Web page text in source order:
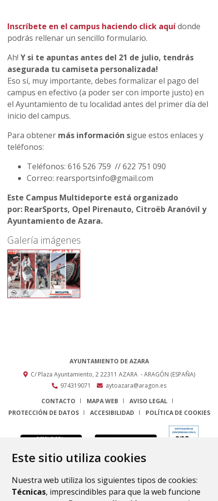
Este sitio utiliza cookies
Nuestra web utiliza los siguientes tipos de cookies:
Técnicas, imprescindibles para que la web funcione
Inscríbete en el campus haciendo click aquídonde
podrás rellenar un sencillo formulario.
Ah! Y si te apuntas antes del 21 de julio, tendrás
asegurada tu camiseta personalizada!
Eso sí, muy importante, debes formalizar el pago del
campus en efectivo (a poder ser con importe justo) en
el Ayuntamiento de tu localidad antes del primer día del
inicio del campus.
Para obtener más información sigue estos enlaces y
teléfonos:
Teléfonos: 616 526 759 // 622 751 090
Correo: rearsportsinfo@gmail.com
Este Campus Multideporte está organizado
por: RearSports, Opel Pirenauto, Citroëb Aranóvil y
Ayuntamiento de Azara.
Galería imágenes
AYUNTAMIENTO DE AZARA
C/ Plaza Ayuntamiento, 222311 AZARA - ARAGÓN (ESPAÑA)
974319071
aytoazara@aragon.es
CONTACTO
MAPA WEB
AVISO LEGAL
PROTECCIÓN DE DATOS
ACCESIBILIDAD POLÍTICA DE COOKIES